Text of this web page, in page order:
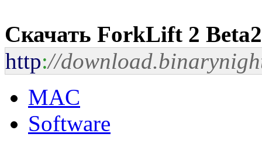
Скачать ForkLift 2
http://
MAC
Software